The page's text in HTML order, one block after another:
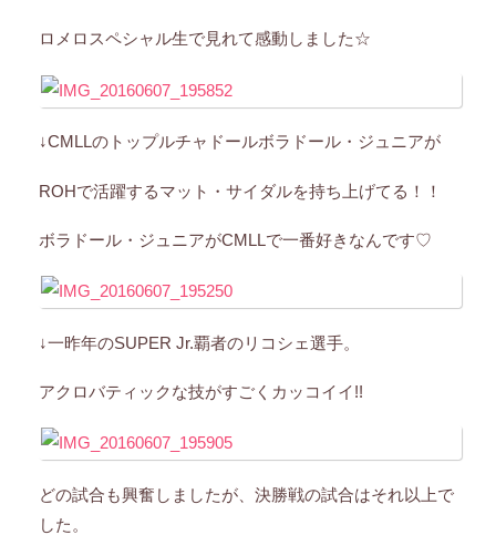
ロメロスペシャル生で見れて感動しました☆
↓CMLLのトップルチャドールボラドール・ジュニアが
ROHで活躍するマット・サイダルを持ち上げてる！！
ボラドール・ジュニアがCMLLで一番好きなんです♡
↓一昨年のSUPER Jr.覇者のリコシェ選手。
アクロバティックな技がすごくカッコイイ!!
どの試合も興奮しましたが、決勝戦の試合はそれ以上で
した。